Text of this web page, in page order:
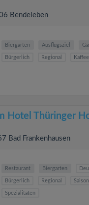
Bendeleben
Biergarten Ausflugsziel
Bürgerlich Regional
Hotel Thüringer
Bad Frankenhausen
Restaurant Biergarten
Bürgerlich Regional
Spezialitäten